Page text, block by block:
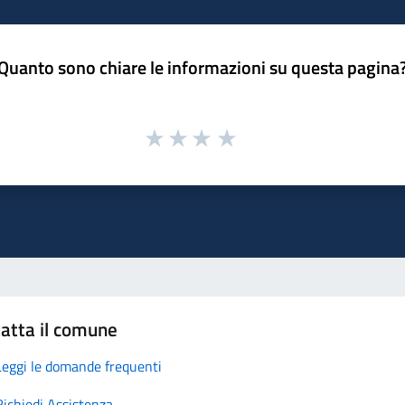
sono chiare le informazioni su questa
il comune
le domande frequenti